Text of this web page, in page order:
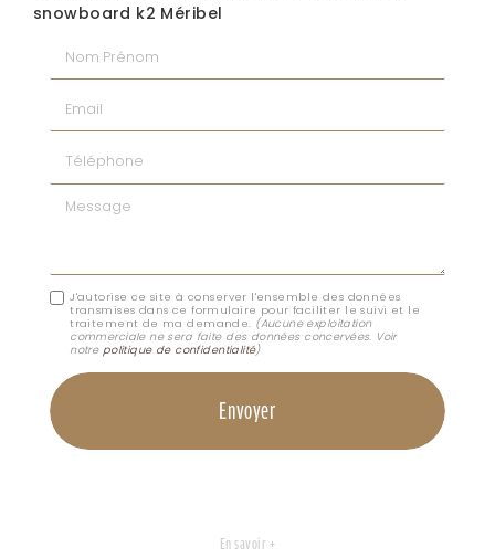
snowboard k2 Méribel
Nom Prénom
Email
Téléphone
Message
J'autorise ce site à conserver l'ensemble des données
transmises dans ce formulaire pour faciliter le suivi et le
traitement de ma demande. (Aucune exploitation
commerciale ne sera faite des données concervées. Voir
notre politique de confidentialité)
En savoir +